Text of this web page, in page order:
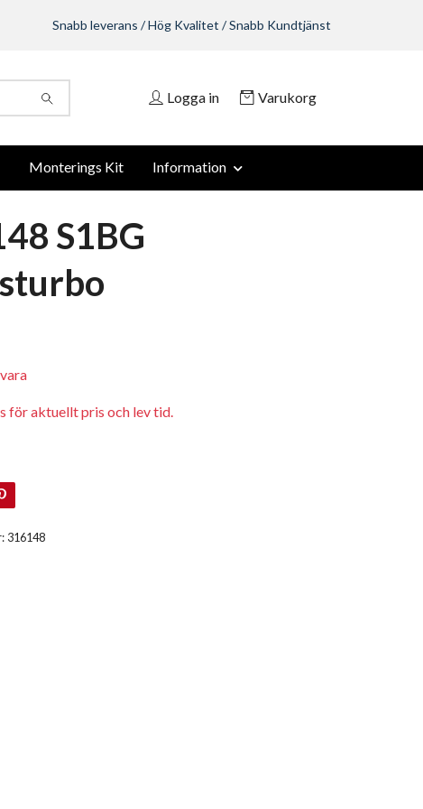
Snabb leverans / Hög Kvalitet / Snabb Kundtjänst
Logga in Varukorg
Monterings Kit Information
S1BG
för aktuellt pris och lev tid.
316148